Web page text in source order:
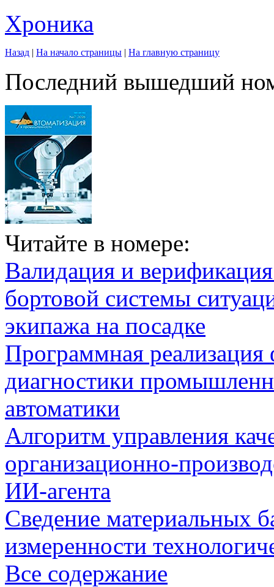
Хроника
Назад | На начало страницы | На главную страницу
Последний вышедший
Читайте в номере:
Валидация и
бортовой системы
экипажа на посадке
Программная
диагностики
автоматики
Алгоритм управления
организационно-
ИИ-агента
Сведение материальных
измеренности
Все содержание